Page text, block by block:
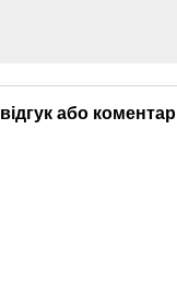
або коментар